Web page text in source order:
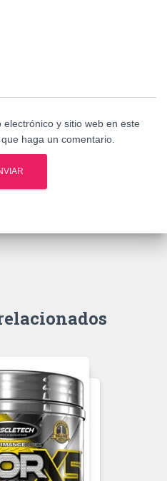
y sitio web en este
haga un comentario.